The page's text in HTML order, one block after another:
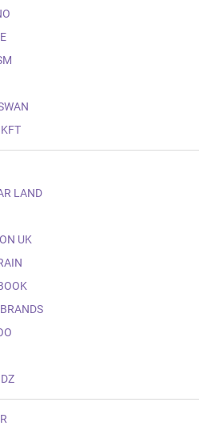
LAND
UK